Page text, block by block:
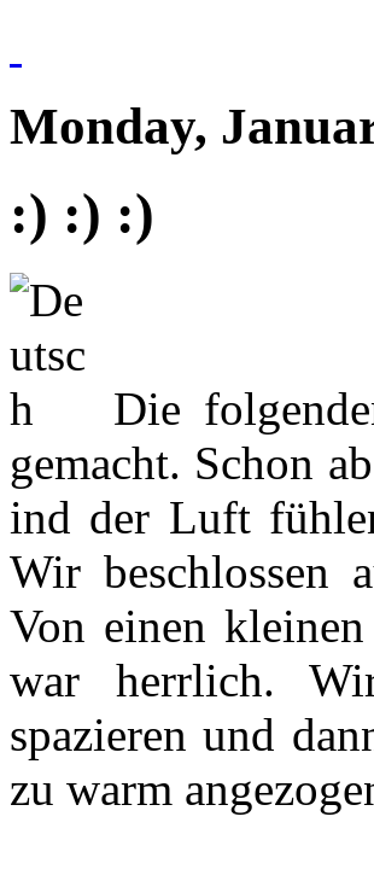
Monday,
:) :) :)
Die
gemacht. Schon
ind der Luft
Wir beschlossen
Von einen
war herrlich.
spazieren und
zu warm